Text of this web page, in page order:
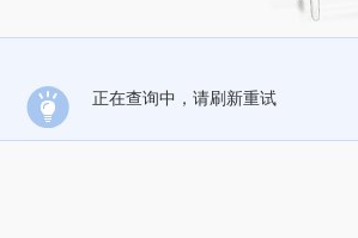
正在查询中，请刷新重试